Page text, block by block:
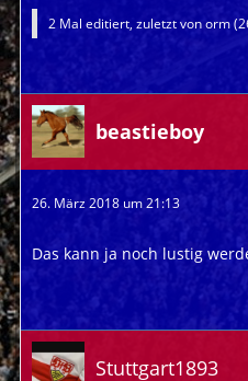
2 Mal editiert, zuletzt vonorm(
beastieboy
26. März 2018 um 21:13
Das kann ja noch lustig
Stuttgart1893